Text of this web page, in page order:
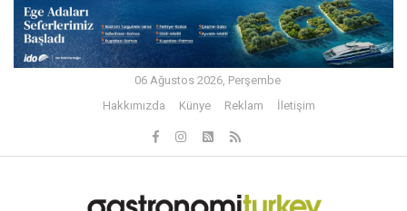
06 Ağustos 2026, Perşembe
Hakkımızda
Künye Reklam İletişim